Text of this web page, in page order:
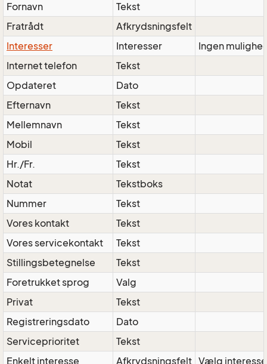
Fornavn
Tekst
Fratrådt
Afkrydsningsfelt
Interesser
Interesser
Ingen
Internet telefon
Tekst
Opdateret
Dato
Efternavn
Tekst
Mellemnavn
Tekst
Mobil
Tekst
Hr./Fr.
Tekst
Notat
Tekstboks
Nummer
Tekst
Vores kontakt
Tekst
Vores servicekontakt
Tekst
Stillingsbetegnelse
Tekst
Foretrukket sprog
Valg
Privat
Tekst
Registreringsdato
Dato
Serviceprioritet
Tekst
Enkelt interesse
Afkrydsningsfelt Vælg